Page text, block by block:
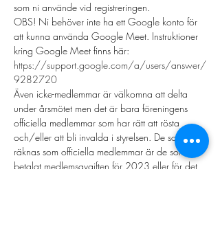
som ni använde vid registreringen.
OBS! Ni behöver inte ha ett Google konto för
att kunna använda Google Meet. Instruktioner
kring Google Meet finns här:
https://support.google.com/a/users/answer/
9282720
Även icke-medlemmar är välkomna att delta
under årsmötet men det är bara föreningens
officiella medlemmar som har rätt att rösta
och/eller att bli invalda i styrelsen. De som
räknas som officiella medlemmar är de som
betalat medlemsavgiften för 2023 eller för det